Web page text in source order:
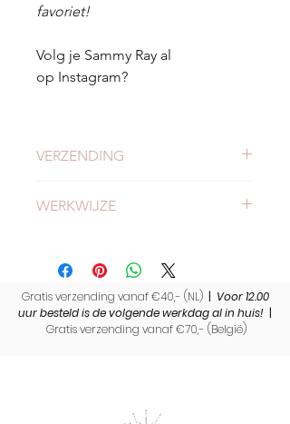
favoriet!
Volg je Sammy Ray al
op Instagram?
VERZENDING
levertijden.
WERKWIJZE
Gratis verzending vanaf €40,- (NL)| Voor 12.00
uur besteld is de volgende werkdag al in huis!
Gratis verzending vanaf €70,- (België)